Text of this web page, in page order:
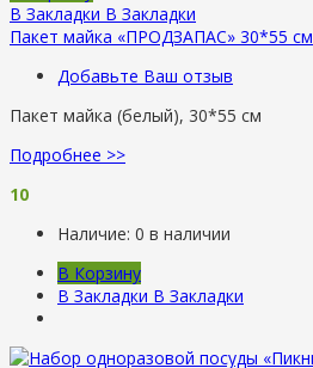
В Закладки В Закладки
Пакет майка «ПРОДЗАПАС» 30*55 см
Добавьте Ваш отзыв
Пакет майка (белый), 30*55 см
Подробнее >>
10
Наличие: 0 в наличии
В Корзину
В Закладки В Закладки